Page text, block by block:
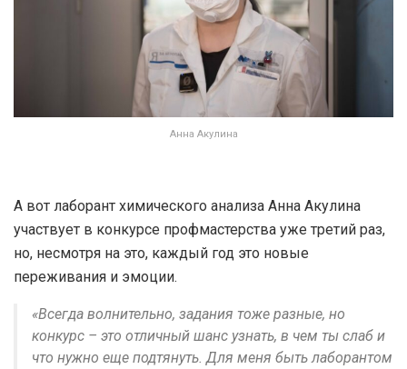
Анна Акулина
А вот лаборант химического анализа Анна Акулина
участвует в конкурсе профмастерства уже третий раз,
но, несмотря на это, каждый год это новые
переживания и эмоции.
«Всегда волнительно, задания тоже разные, но
конкурс – это отличный шанс узнать, в чем ты слаб и
что нужно еще подтянуть. Для меня быть лаборантом